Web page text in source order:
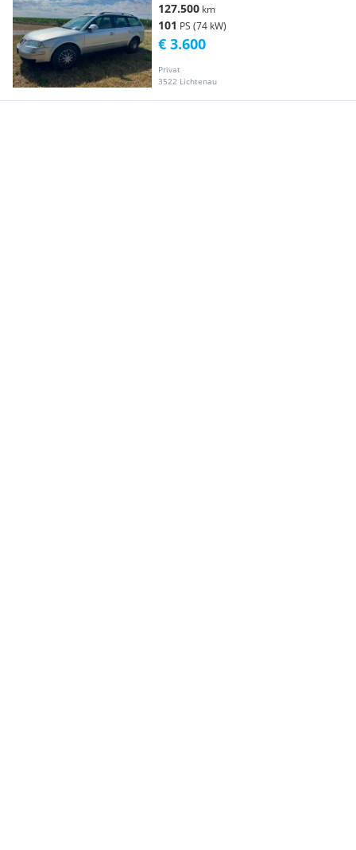
127.500 km
101 PS (74 kW)
Privat
3522 Lichtenau
€ 3.600